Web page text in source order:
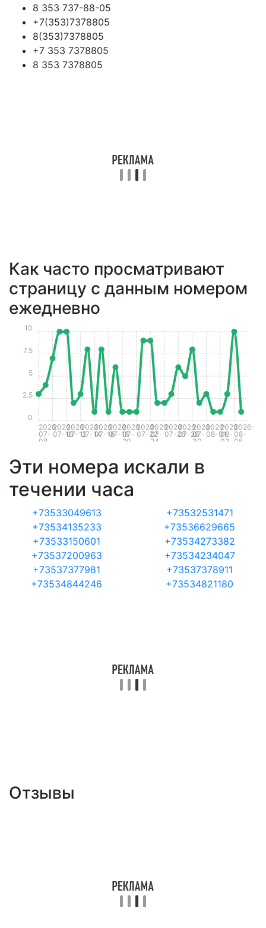
8 353 737-88-05
+7(353)7378805
8(353)7378805
+7 353 7378805
8 353 7378805
Как часто просматривают
страницу с данным номером
ежедневно
2026-
07-
08
2026-
07-10
2026-
07-12
2026-
07-14
2026-
07-16
2026-
07-18
2026-
07-
20
2026-
07-22
2026-
07-
24
2026-
07-26
2026-
07-28
2026-
07-
30
2026-
08-01
2026-
08-
03
2026-
08-
05
0
2.5
5
7.5
10
Эти номера искали в
течении часа
+73533049613
+73532531471
+73534135233
+73536629665
+73533150601
+73534273382
+73537200963
+73534234047
+73537377981
+73537378911
+73534844246
+73534821180
Отзывы